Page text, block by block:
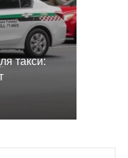
такси: